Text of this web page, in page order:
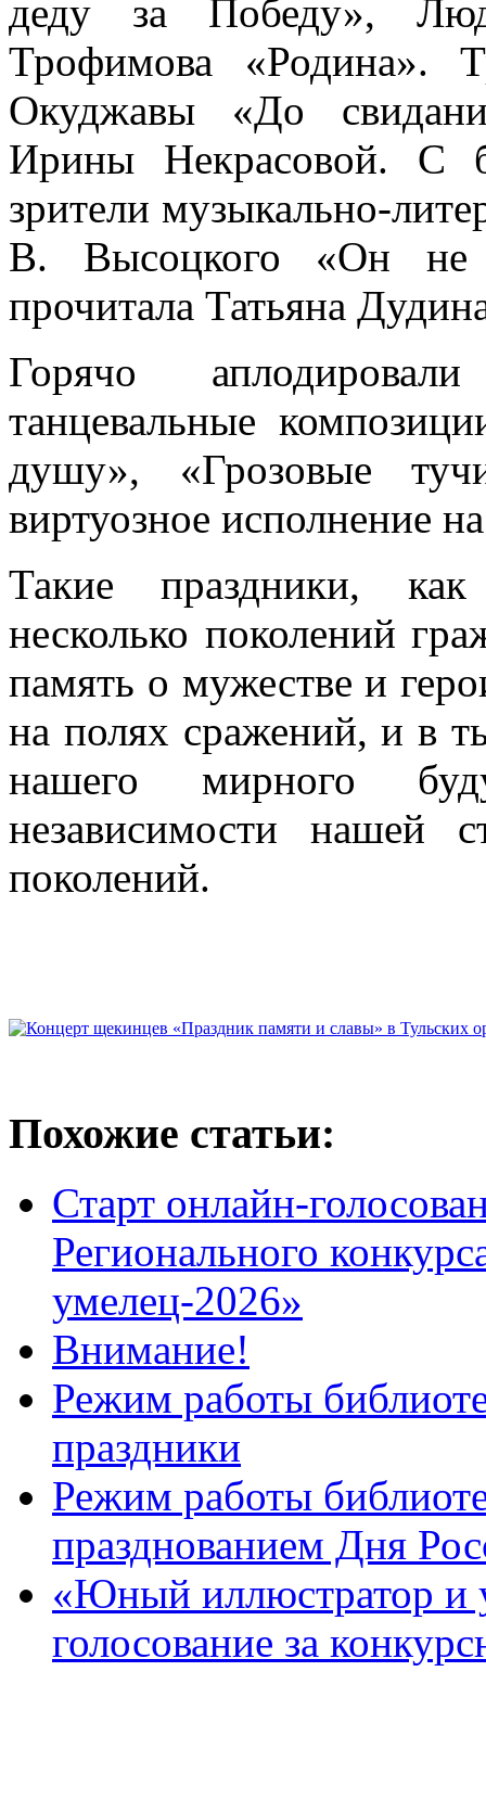
деду за Победу»,
Трофимова «Родина».
Окуджавы «До
Ирины Некрасовой. С
зрители музыкально-
В. Высоцкого «Он не
прочитала Татьяна
Горячо
танцевальные
душу», «Грозовые
виртуозное исполнение
Такие праздники,
несколько поколений
память о мужестве и
на полях сражений, и в
нашего мирного
независимости нашей
поколений.
Похожие статьи:
Старт онлайн-
Регионального
умелец-2026»
Внимание!
Режим работы
праздники
Режим работы
празднованием Дня
«Юный иллюстратор и
голосование за